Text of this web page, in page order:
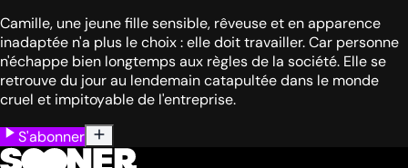
Camille, une jeune fille sensible, rêveuse et en apparence
inadaptée n'a plus le choix : elle doit travailler. Car personne
n'échappe bien longtemps aux règles de la société. Elle se
retrouve du jour au lendemain catapultée dans le monde
cruel et impitoyable de l'entreprise.
S'abonner